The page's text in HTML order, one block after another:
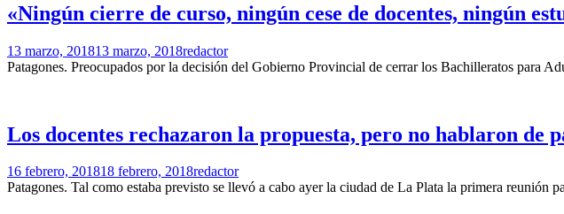
«Ningún cierre de curso, ningún cese de docentes, ningún
13 marzo, 201813 marzo, 2018redactor
Patagones. Preocupados por la decisión del Gobierno Provincial de cerrar los Bachilleratos para
Los docentes rechazaron la propuesta, pero no hablaron de
16 febrero, 201818 febrero, 2018redactor
Patagones. Tal como estaba previsto se llevó a cabo ayer la ciudad de La Plata la primera reunión